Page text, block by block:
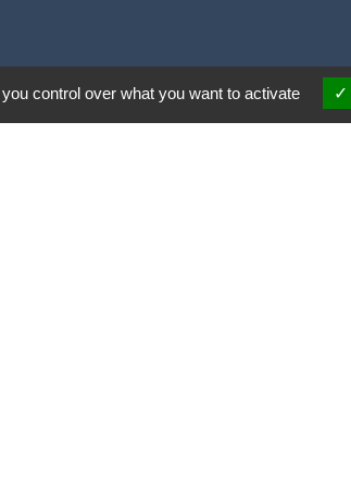
control over what you want to activate